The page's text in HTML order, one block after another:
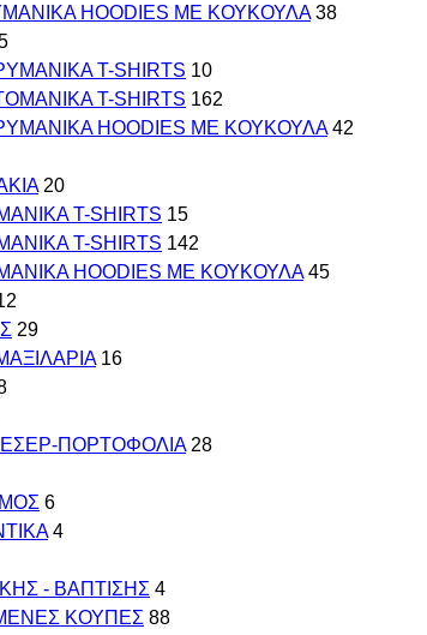
HOODIES ΜΕ ΚΟΥΚΟΥΛΑ 38
T-SHIRTS 10
T-SHIRTS 162
HOODIES ΜΕ ΚΟΥΚΟΥΛΑ 42
20
T-SHIRTS 15
T-SHIRTS 142
HOODIES ΜΕ ΚΟΥΚΟΥΛΑ 45
29
16
ΠΟΡΤΟΦΟΛΙΑ 28
6
4
- ΒΑΠΤΙΣΗΣ 4
ΚΟΥΠΕΣ 88